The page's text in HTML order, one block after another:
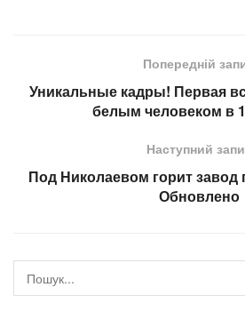
Попередній
Уникальные кадры! Первая
белым человеком в
Наступний
Под Николаевом горит завод
Обновлено